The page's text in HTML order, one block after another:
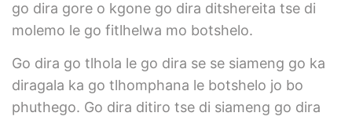
go dira gore o kgone go dira ditshereita tse di
molemo le go fitlhelwa mo botshelo.
Go dira go tlhola le go dira se se siameng go ka
diragala ka go tlhomphana le botshelo jo bo
phuthego. Go dira ditiro tse di siameng go dira